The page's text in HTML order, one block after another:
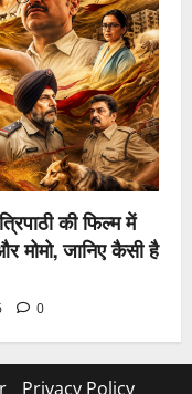
की फिल्म में
मोमो, जानिए कैसी है
0
Privacy Policy